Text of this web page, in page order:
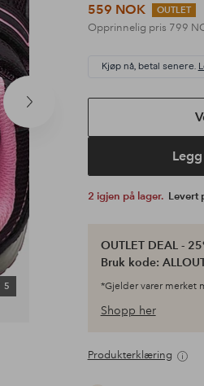
Neste
produkt
5
559 NOK
OUTLET
Opprinnelig pris 799
Kjøp nå, betal senere.
2 igjen på lager. Levert
OUTLET DEAL -
Bruk kode:
*Gjelder varer merket
Shopp her
Produkterklæring